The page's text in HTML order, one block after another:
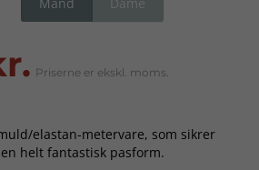
Mand Dame
Priserne er ekskl. moms.
elastan-metervare, som sikrer
helt fantastisk pasform.